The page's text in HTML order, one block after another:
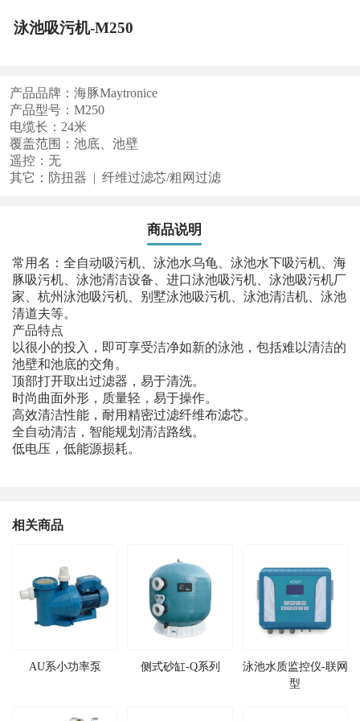
泳池吸污机-M250
产品品牌：海豚Maytronice
产品型号：M250
电缆长：24米
覆盖范围：池底、池壁
遥控：无
其它：防扭器 | 纤维过滤芯/粗网过滤
商品说明
常用名：全自动吸污机、泳池水乌龟、泳池水下吸污机、海
豚吸污机、泳池清洁设备、进口泳池吸污机、泳池吸污机厂
家、杭州泳池吸污机、别墅泳池吸污机、泳池清洁机、泳池
清道夫等。
产品特点
以很小的投入，即可享受洁净如新的泳池，包括难以清洁的
池壁和池底的交角。
顶部打开取出过滤器，易于清洗。
时尚曲面外形，质量轻，易于操作。
高效清洁性能，耐用精密过滤纤维布滤芯。
全自动清洁，智能规划清洁路线。
低电压，低能源损耗。
相关商品
AU系小功率泵 侧式砂缸-Q系列
泳池水质监控仪-联网
型